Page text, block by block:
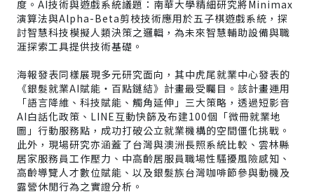
度。AI技術與遊戲系統議題：南華大學精細研究將Minimax
演算法與Alpha-Beta剪枝技術應用於五子棋遊戲系統，探
討智慧科技模擬人類決策之邏輯，為未來智慧輔助設備與職
涯探索工具提供技術基礎。
海報發表同樣展現多元研究面向，其中虎尾就業中心發表的
《銀髮就業AI賦能・百點鏈結》計畫最受矚目。該計畫運用
「語言降維、科技賦能、觸角延伸」三大策略，透過短影音
AI白話化政策、LINE互動快篩及布建100個「微冊就業地
圖」行動服務點，成功打破公立就業機構的空間僵化挑戰。
此外，現場研究亦涵蓋了台灣與澳洲長照系統比較、雲林縣
居家服務員工作壓力、中高齡居服員職場性騷擾風險感知、
高齡導覽人才數位賦能、以及銀髮族台灣咖啡節參與動機及
露營休閒行為之實證分析。